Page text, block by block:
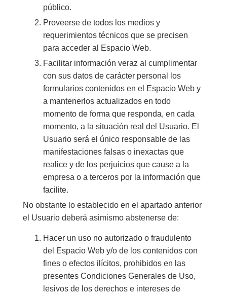
público.
Proveerse de todos los medios y
requerimientos técnicos que se precisen
para acceder al Espacio Web.
Facilitar información veraz al cumplimentar
con sus datos de carácter personal los
formularios contenidos en el Espacio Web y
a mantenerlos actualizados en todo
momento de forma que responda, en cada
momento, a la situación real del Usuario. El
Usuario será el único responsable de las
manifestaciones falsas o inexactas que
realice y de los perjuicios que cause a la
empresa o a terceros por la información que
facilite.
No obstante lo establecido en el apartado anterior
el Usuario deberá asimismo abstenerse de:
Hacer un uso no autorizado o fraudulento
del Espacio Web y/o de los contenidos con
fines o efectos ilícitos, prohibidos en las
presentes Condiciones Generales de Uso,
lesivos de los derechos e intereses de